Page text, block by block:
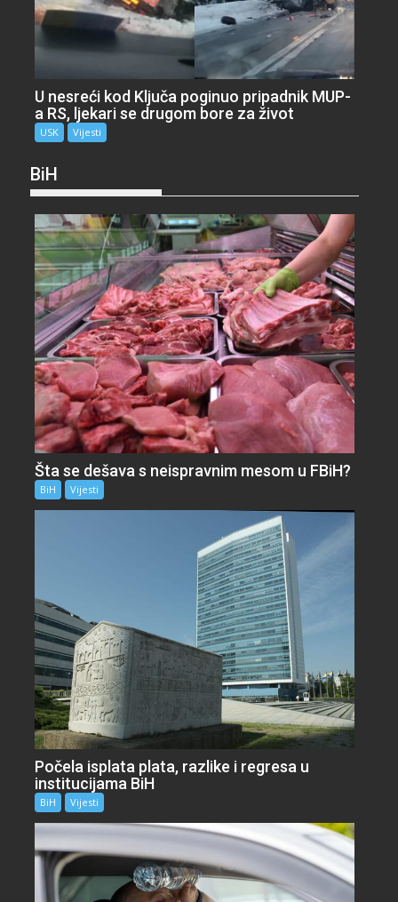
U nesreći kod Ključa poginuo pripadnik MUP-
a RS, ljekari se drugom bore za život
USK Vijesti
BiH
Šta se dešava s neispravnim mesom u FBiH?
BiH Vijesti
Počela isplata plata, razlike i regresa u
institucijama BiH
BiH Vijesti